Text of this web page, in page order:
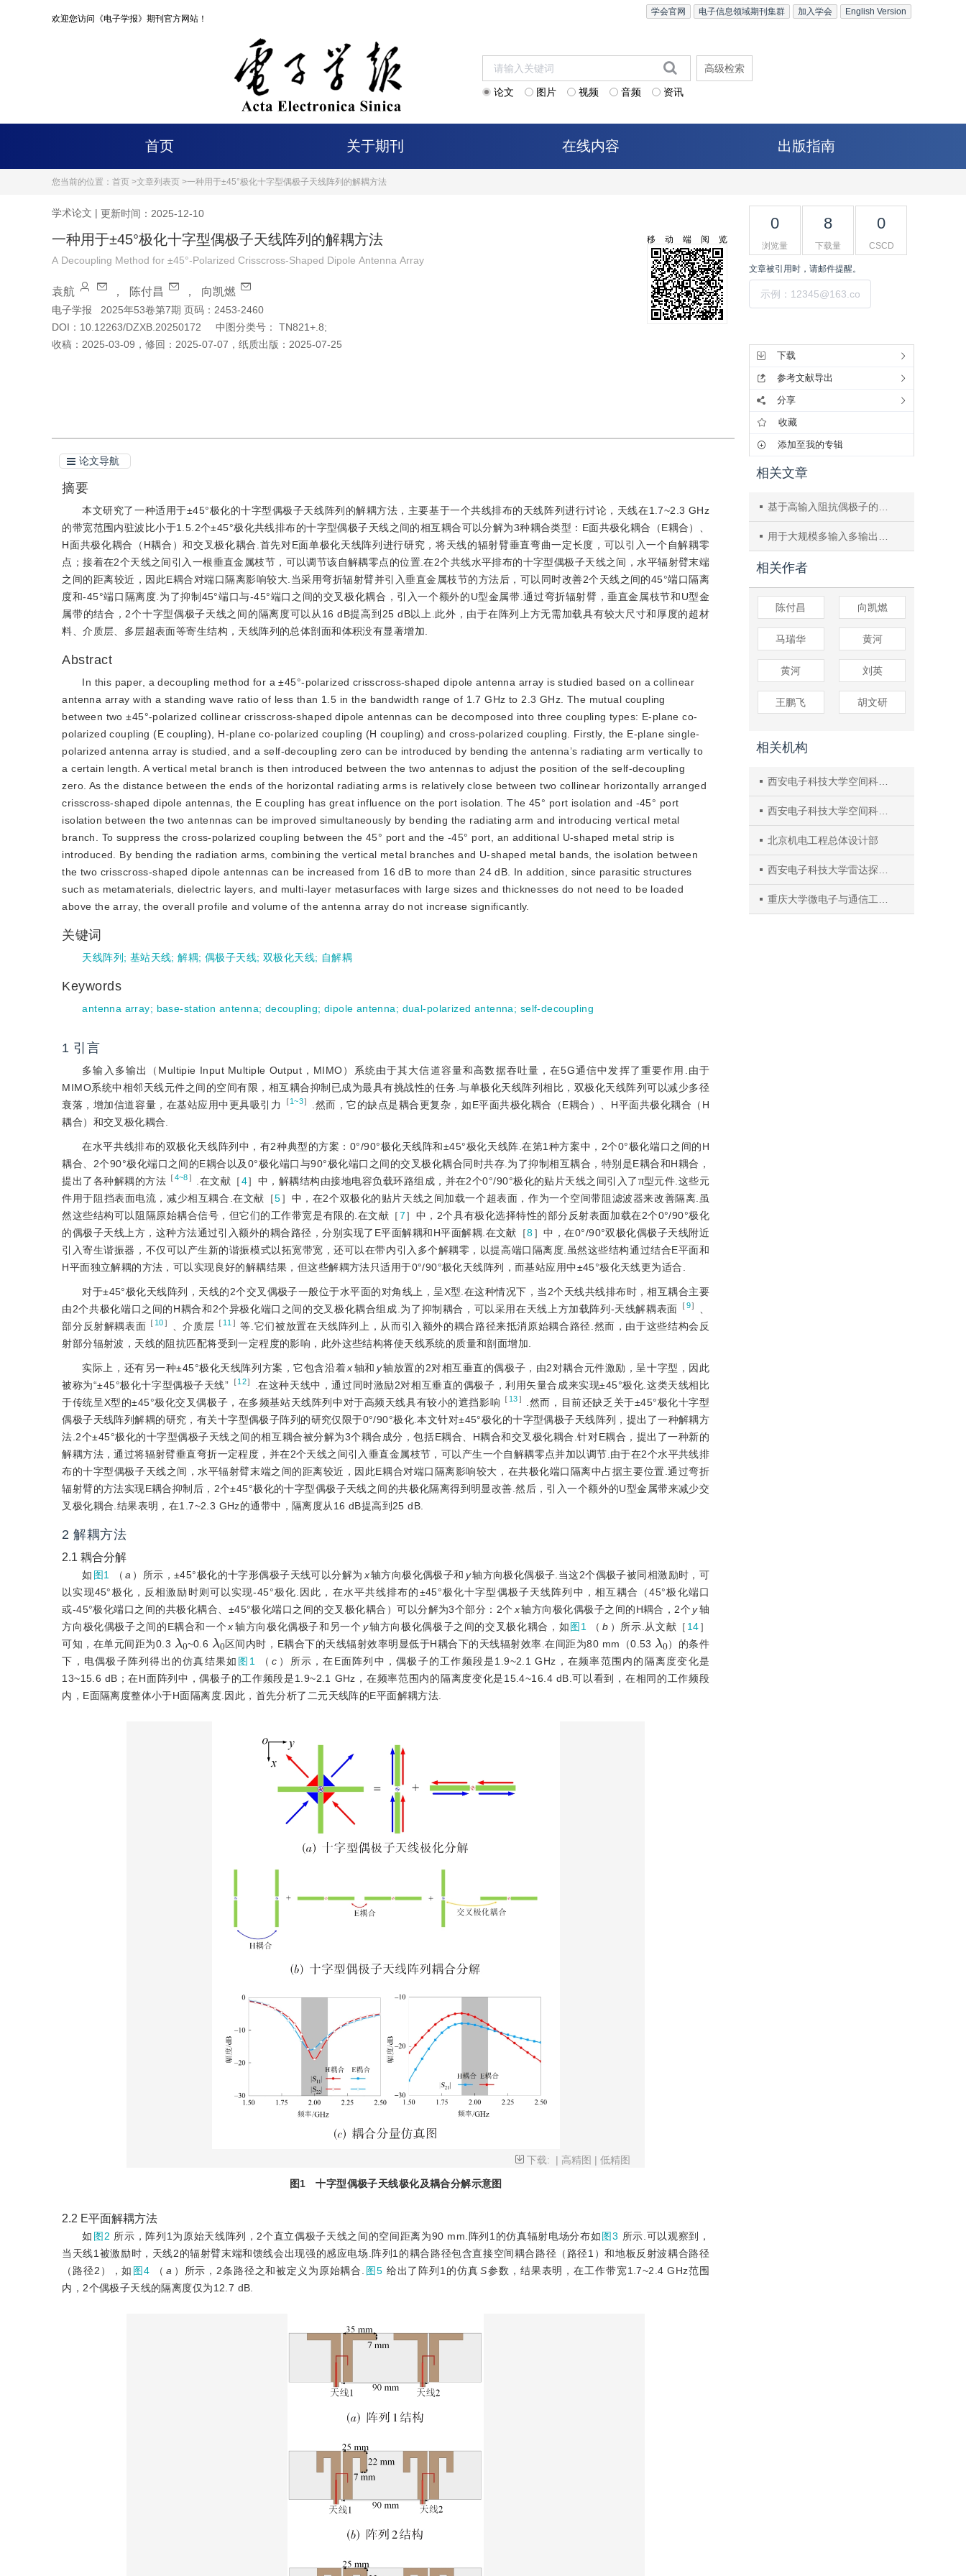
欢迎您访问《电子学报》期刊官方网站！
English Version
加入学会
电子信息领域期刊集群
学会官网
论文 图片 视频 音频 资讯
高级检索
首页 关于期刊 在线内容 出版指南
您当前的位置： 首页 >文章列表页 >一种用于±45°极化十字型偶极子天线阵列的解耦方法
学术论文 | 更新时间：2025-12-10
一种用于±45°极化十字型偶极子天线阵列的解耦方法
A Decoupling Method for ±45°-Polarized Crisscross-Shaped Dipole Antenna Array
袁航 ， 陈付昌 ， 向凯燃
电子学报
2025年53卷第7期 页码：2453-2460
DOI： 10.12263/DZXB.20250172 中图分类号：
TN821+.8;
收稿： 2025-03-09 ， 修回： 2025-07-07 ， 纸质出版： 2025-07-25
移动端阅览
论文导航
摘要
本文研究了一种适用于±45°极化的十字型偶极子天线阵列的解耦方法，主要基于一个共线排布的天线阵列进行讨论，天线在1.7~2.3 GHz
的带宽范围内驻波比小于1.5.2个±45°极化共线排布的十字型偶极子天线之间的相互耦合可以分解为3种耦合类型：E面共极化耦合（E耦合）、
H面共极化耦合（H耦合）和交叉极化耦合.首先对E面单极化天线阵列进行研究，将天线的辐射臂垂直弯曲一定长度，可以引入一个自解耦零
点；接着在2个天线之间引入一根垂直金属枝节，可以调节该自解耦零点的位置.在2个共线水平排布的十字型偶极子天线之间，水平辐射臂末端
之间的距离较近，因此E耦合对端口隔离影响较大.当采用弯折辐射臂并引入垂直金属枝节的方法后，可以同时改善2个天线之间的45°端口隔离
度和-45°端口隔离度.为了抑制45°端口与-45°端口之间的交叉极化耦合，引入一个额外的U型金属带.通过弯折辐射臂，垂直金属枝节和U型金
属带的结合，2个十字型偶极子天线之间的隔离度可以从16 dB提高到25 dB以上.此外，由于在阵列上方无需加载具有较大尺寸和厚度的超材
料、介质层、多层超表面等寄生结构，天线阵列的总体剖面和体积没有显著增加.
Abstract
In this paper, a decoupling method for a ±45°-polarized crisscross-shaped dipole antenna array is studied based on a collinear
antenna array with a standing wave ratio of less than 1.5 in the bandwidth range of 1.7 GHz to 2.3 GHz. The mutual coupling
between two ±45°-polarized collinear crisscross-shaped dipole antennas can be decomposed into three coupling types: E-plane co-
polarized coupling (E coupling), H-plane co-polarized coupling (H coupling) and cross-polarized coupling. Firstly, the E-plane single-
polarized antenna array is studied, and a self-decoupling zero can be introduced by bending the antenna’s radiating arm vertically to
a certain length. A vertical metal branch is then introduced between the two antennas to adjust the position of the self-decoupling
zero. As the distance between the ends of the horizontal radiating arms is relatively close between two collinear horizontally arranged
crisscross-shaped dipole antennas, the E coupling has great influence on the port isolation. The 45° port isolation and -45° port
isolation between the two antennas can be improved simultaneously by bending the radiating arm and introducing vertical metal
branch. To suppress the cross-polarized coupling between the 45° port and the -45° port, an additional U-shaped metal strip is
introduced. By bending the radiation arms, combining the vertical metal branches and U-shaped metal bands, the isolation between
the two crisscross-shaped dipole antennas can be increased from 16 dB to more than 24 dB. In addition, since parasitic structures
such as metamaterials, dielectric layers, and multi-layer metasurfaces with large sizes and thicknesses do not need to be loaded
above the array, the overall profile and volume of the antenna array do not increase significantly.
关键词
天线阵列 ; 基站天线;解耦; 偶极子天线; 双极化天线; 自解耦
Keywords
antenna array; base-station antenna; decoupling; dipole antenna; dual-polarized antenna; self-decoupling
1 引言
多输入多输出（Multipie Input Multiple Output，MIMO）系统由于其大信道容量和高数据吞吐量，在5G通信中发挥了重要作用.由于
MIMO系统中相邻天线元件之间的空间有限，相互耦合抑制已成为最具有挑战性的任务.与单极化天线阵列相比，双极化天线阵列可以减少多径
衰落，增加信道容量，在基站应用中更具吸引力
［1~3］
.然而，它的缺点是耦合更复杂，如E平面共极化耦合（E耦合）、H平面共极化耦合（H
耦合）和交叉极化耦合.
在水平共线排布的双极化天线阵列中，有2种典型的方案：0°/90°极化天线阵和±45°极化天线阵.在第1种方案中，2个0°极化端口之间的H
耦合、2个90°极化端口之间的E耦合以及0°极化端口与90°极化端口之间的交叉极化耦合同时共存.为了抑制相互耦合，特别是E耦合和H耦合，
提出了各种解耦的方法 ［4~8］ .在文献［4］中，解耦结构由接地电容负载环路组成，并在2个0°/90°极化的贴片天线之间引入了 π
π
型元件.这些元
件用于阻挡表面电流，减少相互耦合.在文献［5］中，在2个双极化的贴片天线之间加载一个超表面，作为一个空间带阻滤波器来改善隔离.虽
然这些结构可以阻隔原始耦合信号，但它们的工作带宽是有限的.在文献［7］中，2个具有极化选择特性的部分反射表面加载在2个0°/90°极化
的偶极子天线上方，这种方法通过引入额外的耦合路径，分别实现了E平面解耦和H平面解耦.在文献［8］中，在0°/90°双极化偶极子天线附近
引入寄生谐振器，不仅可以产生新的谐振模式以拓宽带宽，还可以在带内引入多个解耦零，以提高端口隔离度.虽然这些结构通过结合E平面和
H平面独立解耦的方法，可以实现良好的解耦结果，但这些解耦方法只适用于0°/90°极化天线阵列，而基站应用中±45°极化天线更为适合.
对于±45°极化天线阵列，天线的2个交叉偶极子一般位于水平面的对角线上，呈X型.在这种情况下，当2个天线共线排布时，相互耦合主要
由2个共极化端口之间的H耦合和2个异极化端口之间的交叉极化耦合组成.为了抑制耦合，可以采用在天线上方加载阵列-天线解耦表面 ［9］
部分反射解耦表面 ［ 10］ 、介质层 ［ 11 ］等.它们被放置在天线阵列上，从而引入额外的耦合路径来抵消原始耦合路径.然而，由于这些结构会反
射部分辐射波，天线的阻抗匹配将受到一定程度的影响，此外这些结构将使天线系统的质量和剖面增加.
实际上，还有另一种±45°极化天线阵列方案，它包含沿着x轴和 y轴放置的2对相互垂直的偶极子，由2对耦合元件激励，呈十字型，因此
被称为“±45°极化十字型偶极子天线” ［12］
.在这种天线中，通过同时激励2对相互垂直的偶极子，利用矢量合成来实现±45°极化.这类天线相比
于传统呈X型的±45°极化交叉偶极子，在多频基站天线阵列中对于高频天线具有较小的遮挡影响 ［ 13］
.然而，目前还缺乏关于±45°极化十字型
偶极子天线阵列解耦的研究，有关十字型偶极子阵列的研究仅限于0°/90°极化.本文针对±45°极化的十字型偶极子天线阵列，提出了一种解耦方
法.2个±45°极化的十字型偶极子天线之间的相互耦合被分解为3个耦合成分，包括E耦合、H耦合和交叉极化耦合.针对E耦合，提出了一种新的
解耦方法，通过将辐射臂垂直弯折一定程度，并在2个天线之间引入垂直金属枝节，可以产生一个自解耦零点并加以调节.由于在2个水平共线排
布的十字型偶极子天线之间，水平辐射臂末端之间的距离较近，因此E耦合对端口隔离影响较大，在共极化端口隔离中占据主要位置.通过弯折
辐射臂的方法实现E耦合抑制后，2个±45°极化的十字型偶极子天线之间的共极化隔离得到明显改善.然后，引入一个额外的U型金属带来减少交
叉极化耦合.结果表明，在1.7~2.3 GHz的通带中，隔离度从16 dB提高到25 dB.
2 解耦方法
2.1 耦合分解
如 图1 （ a ）所示，±45°极化的十字形偶极子天线可以分解为 x轴方向极化偶极子和 y轴方向极化偶极子.当这2个偶极子被同相激励时，可
以实现45°极化，反相激励时则可以实现-45°极化.因此，在水平共线排布的±45°极化十字型偶极子天线阵列中，相互耦合（45°极化端口
或-45°极化端口之间的共极化耦合、±45°极化端口之间的交叉极化耦合）可以分解为3个部分：2个 x轴方向极化偶极子之间的H耦合，2个 y轴
方向极化偶极子之间的E耦合和一个 x轴方向极化偶极子和另一个 y轴方向极化偶极子之间的交叉极化耦合，如图1 （ b ）所示.从文献［ 14］
可知，在单元间距为0.3
λ0
~0.6
λ 0
区间内时，E耦合下的天线辐射效率明显低于H耦合下的天线辐射效率.在间距为80 mm（0.53
λ0
）的条件
下，电偶极子阵列得出的仿真结果如 图1 （ c ）所示，在E面阵列中，偶极子的工作频段是1.9~2.1 GHz，在频率范围内的隔离度变化是
13~15.6 dB；在H面阵列中，偶极子的工作频段是1.9~2.1 GHz，在频率范围内的隔离度变化是15.4~16.4 dB.可以看到，在相同的工作频段
内，E面隔离度整体小于H面隔离度.因此，首先分析了二元天线阵的E平面解耦方法.
下载: | 高精图 |低精图
图1 十字型偶极子天线极化及耦合分解示意图
2.2 E平面解耦方法
如 图2 所示，阵列1为原始天线阵列，2个直立偶极子天线之间的空间距离为90 mm.阵列1的仿真辐射电场分布如图3 所示.可以观察到，
当天线1被激励时，天线2的辐射臂末端和馈线会出现强的感应电场.阵列1的耦合路径包含直接空间耦合路径（路径1）和地板反射波耦合路径
（路径2），如 图4 （ a ）所示，2条路径之和被定义为原始耦合. 图5 给出了阵列1的仿真S参数，结果表明，在工作带宽1.7~2.4 GHz范围
内，2个偶极子天线的隔离度仅为12.7 dB.
0
浏览量
8
下载量
0
CSCD
文章被引用时，请邮件提醒。
下载
参考文献导出
分享
收藏
添加至我的专辑
相关文章
基于高输入阻抗偶极子的低剖面宽带双极化基站天线
用于大规模多输入多输出系统的波束收缩偶极子天线
相关作者
陈付昌 向凯燃
马瑞华 黄河
黄河 刘英
王鹏飞 胡文研
相关机构
西安电子科技大学空间科学与技术学院
西安电子科技大学空间科学与技术学院
北京机电工程总体设计部
西安电子科技大学雷达探测感知全国重点实验室
重庆大学微电子与通信工程学院